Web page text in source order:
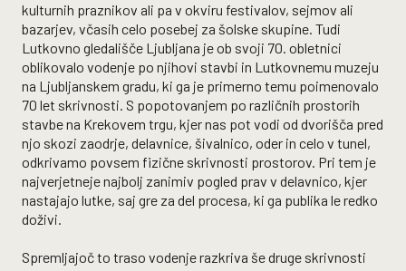
kulturnih praznikov ali pa v okviru festivalov, sejmov ali
bazarjev, včasih celo posebej za šolske skupine. Tudi
Lutkovno gledališče Ljubljana je ob svoji 70. obletnici
oblikovalo vodenje po njihovi stavbi in Lutkovnemu muzeju
na Ljubljanskem gradu, ki ga je primerno temu poimenovalo
70 let skrivnosti. S popotovanjem po različnih prostorih
stavbe na Krekovem trgu, kjer nas pot vodi od dvorišča pred
njo skozi zaodrje, delavnice, šivalnico, oder in celo v tunel,
odkrivamo povsem fizične skrivnosti prostorov. Pri tem je
najverjetneje najbolj zanimiv pogled prav v delavnico, kjer
nastajajo lutke, saj gre za del procesa, ki ga publika le redko
doživi.
Spremljajoč to traso vodenje razkriva še druge skrivnosti